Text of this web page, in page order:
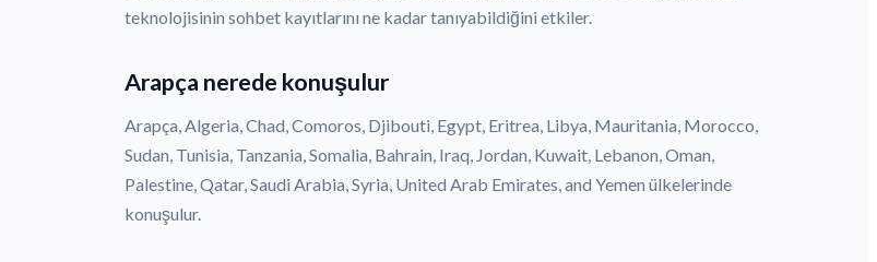
teknolojisinin sohbet kayıtlarını ne kadar tanıyabildiğini etkiler.
Arapça nerede konuşulur
Arapça, Algeria, Chad, Comoros, Djibouti, Egypt, Eritrea, Libya, Mauritania, Morocco,
Sudan, Tunisia, Tanzania, Somalia, Bahrain, Iraq, Jordan, Kuwait, Lebanon, Oman,
Palestine, Qatar, Saudi Arabia, Syria, United Arab Emirates, and Yemen ülkelerinde
konuşulur.